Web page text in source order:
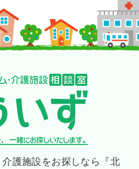
護施設をお探しなら
『北